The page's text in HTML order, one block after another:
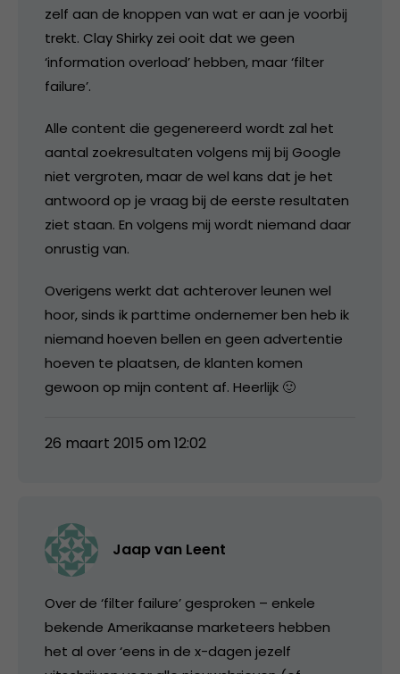
zelf aan de knoppen van wat er aan je voorbij
trekt. Clay Shirky zei ooit dat we geen
‘information overload’ hebben, maar ‘filter
failure’.
Alle content die gegenereerd wordt zal het
aantal zoekresultaten volgens mij bij Google
niet vergroten, maar de wel kans dat je het
antwoord op je vraag bij de eerste resultaten
ziet staan. En volgens mij wordt niemand daar
onrustig van.
Overigens werkt dat achterover leunen wel
hoor, sinds ik parttime ondernemer ben heb ik
niemand hoeven bellen en geen advertentie
hoeven te plaatsen, de klanten komen
gewoon op mijn content af. Heerlijk 🙂
26 maart 2015 om 12:02
Jaap van Leent
Over de ‘filter failure’ gesproken – enkele
bekende Amerikaanse marketeers hebben
het al over ‘eens in de x-dagen jezelf